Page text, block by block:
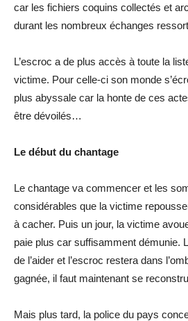
car les fichiers coquins collectés et
durant les nombreux échanges
L’escroc a de plus accès à toute la
victime. Pour celle-ci son monde
plus abyssale car la honte de ces
être dévoilés…
Le début du chantage
Le chantage va commencer et les
considérables que la victime
à cacher. Puis un jour, la victime
paie plus car suffisamment démunie.
de l’aider et l’escroc restera dans
gagnée, il faut maintenant se
Mais plus tard, la police du pays